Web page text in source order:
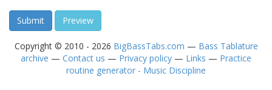
Copyright © 2010 - 2026 BigBassTabs.com — Bass Tablature
archive — Contact us — Privacy policy — Links — Practice
routine generator - Music Discipline